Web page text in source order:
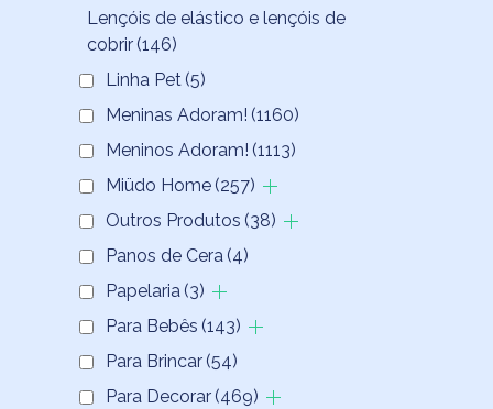
Lençóis de elástico e lençóis de
cobrir (146)
Linha Pet (5)
Meninas Adoram! (1160)
Meninos Adoram! (1113)
Miüdo Home (257)
Outros Produtos (38)
Panos de Cera (4)
Papelaria (3)
Para Bebês (143)
Para Brincar (54)
Para Decorar (469)